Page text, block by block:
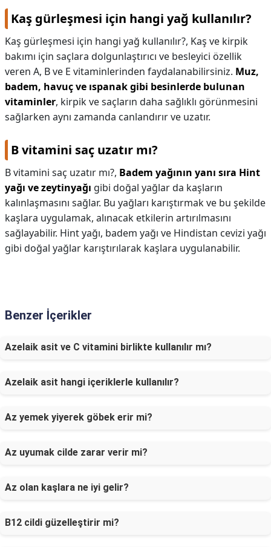
Kaş gürleşmesi için hangi yağ kullanılır?
Kaş gürleşmesi için hangi yağ kullanılır?, Kaş ve kirpik
bakımı için saçlara dolgunlaştırıcı ve besleyici özellik
veren A, B ve E vitaminlerinden faydalanabilirsiniz. Muz,
badem, havuç ve ıspanak gibi besinlerde bulunan
vitaminler, kirpik ve saçların daha sağlıklı görünmesini
sağlarken aynı zamanda canlandırır ve uzatır.
B vitamini saç uzatır mı?
B vitamini saç uzatır mı?, Badem yağının yanı sıra Hint
yağı ve zeytinyağı gibi doğal yağlar da kaşların
kalınlaşmasını sağlar. Bu yağları karıştırmak ve bu şekilde
kaşlara uygulamak, alınacak etkilerin artırılmasını
sağlayabilir. Hint yağı, badem yağı ve Hindistan cevizi yağı
gibi doğal yağlar karıştırılarak kaşlara uygulanabilir.
Benzer İçerikler
Azelaik asit ve C vitamini birlikte kullanılır mı?
Azelaik asit hangi içeriklerle kullanılır?
Az yemek yiyerek göbek erir mi?
Az uyumak cilde zarar verir mi?
Az olan kaşlara ne iyi gelir?
B12 cildi güzelleştirir mi?